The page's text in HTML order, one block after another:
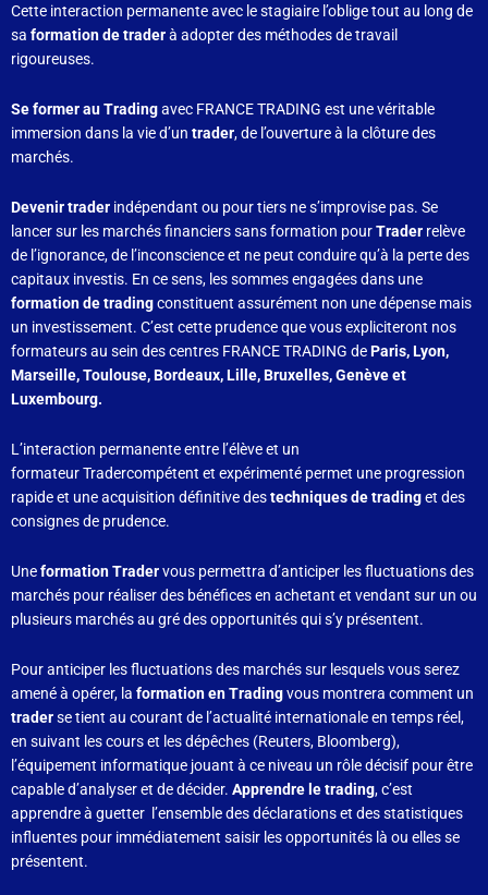
Cette interaction permanente avec le stagiaire l’oblige tout au long de
sa formation de traderà adopter des méthodes de travail
rigoureuses.
Se former au Tradingavec FRANCE TRADING est une véritable
immersion dans la vie d’un trader, de l’ouverture à la clôture des
marchés.
Devenir trader indépendant ou pour tiers ne s’improvise pas. Se
lancer sur les marchés financiers sans formation pourTrader relève
de l’ignorance, de l’inconscience et ne peut conduire qu’à la perte des
capitaux investis. En ce sens, les sommes engagées dans une
formation de tradingconstituent assurément non une dépense mais
un investissement. C’est cette prudence que vous expliciteront nos
formateurs au sein des centres FRANCE TRADING deParis, Lyon,
Marseille, Toulouse, Bordeaux, Lille, Bruxelles, Genève et
Luxembourg.
L’interaction permanente entre l’élève et un
formateur Tradercompétent et expérimenté permet une progression
rapide et une acquisition définitive destechniques de tradinget des
consignes de prudence.
Uneformation Tradervous permettra d’anticiper les fluctuations des
marchés pour réaliser des bénéfices en achetant et vendant sur un ou
plusieurs marchés au gré des opportunités qui s’y présentent.
Pour anticiper les fluctuations des marchés sur lesquels vous serez
amené à opérer, la formation en Tradingvous montrera comment un
traderse tient au courant de l’actualité internationale en temps réel,
en suivant les cours et les dépêches (Reuters, Bloomberg),
l’équipement informatique jouant à ce niveau un rôle décisif pour être
capable d’analyser et de décider. Apprendre le trading, c’est
apprendre à guetter l’ensemble des déclarations et des statistiques
influentes pour immédiatement saisir les opportunités là ou elles se
présentent.